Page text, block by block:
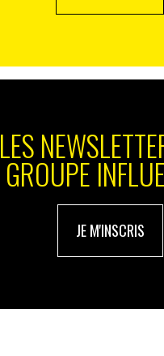
LES
GROUPE
JE M'INSCRIS